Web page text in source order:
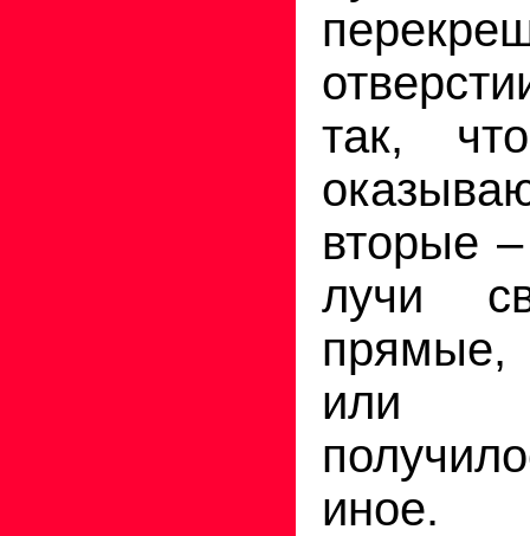
так,
вторые
лучи
прямые,
или
иное.